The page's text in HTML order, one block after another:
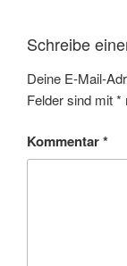
Schreibe
Deine E-Mail-
Felder sind mit*
Kommentar*